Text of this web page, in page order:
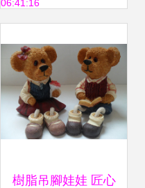
06:41:16
樹脂吊腳娃娃 匠心